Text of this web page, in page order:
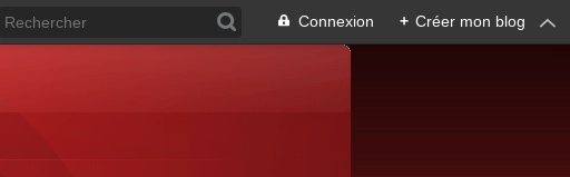
Connexion + Créer mon blog